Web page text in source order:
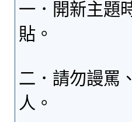
一．開新主題
貼。
二．請勿謾罵
人。